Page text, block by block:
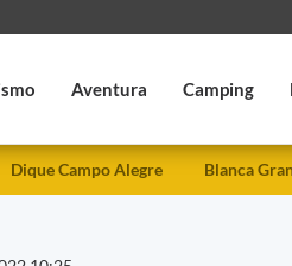
Aventura Camping
Dique Campo Alegre Blanca